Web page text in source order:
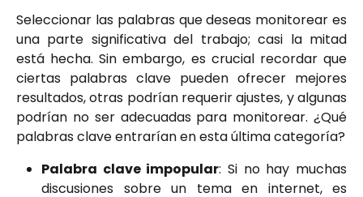
Seleccionar las palabras que deseas monitorear es
una parte significativa del trabajo; casi la mitad
está hecha. Sin embargo, es crucial recordar que
ciertas palabras clave pueden ofrecer mejores
resultados, otras podrían requerir ajustes, y algunas
podrían no ser adecuadas para monitorear. ¿Qué
palabras clave entrarían en esta última categoría?
Palabra clave impopular: Si no hay muchas
discusiones sobre un tema en internet, es